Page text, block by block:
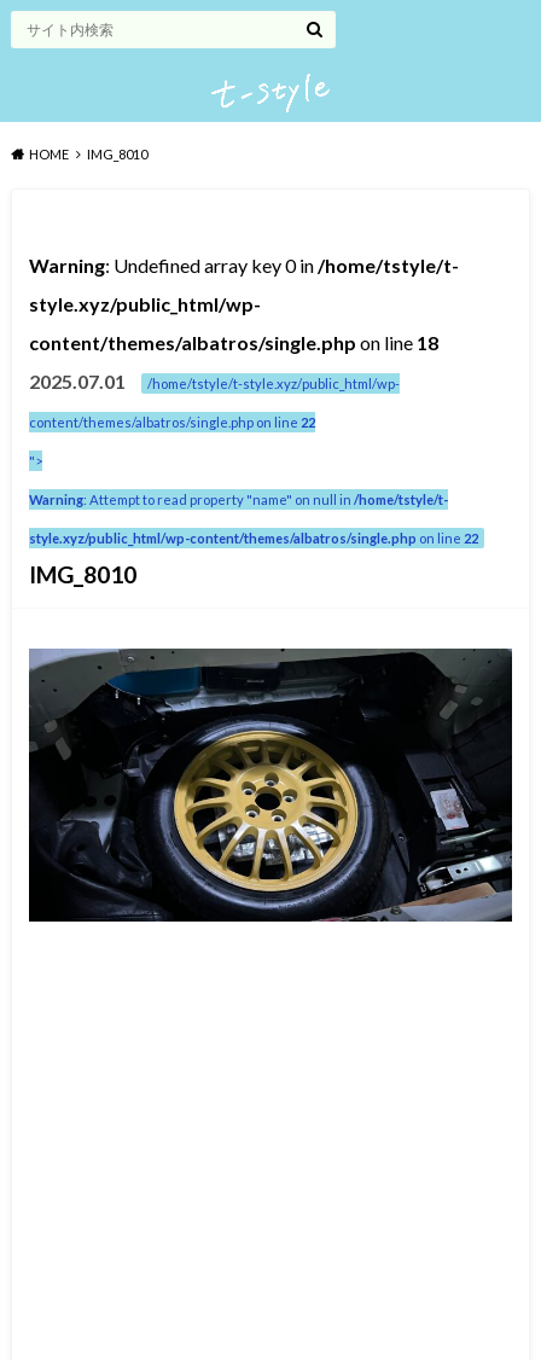
HOME IMG_8010
Warning: Undefined array key 0 in/home/tstyle/t-
style.xyz/public_html/wp-
content/themes/albatros/single.php on line 18
2025.07.01
/home/tstyle/t-style.xyz/public_html/wp-
content/themes/albatros/single.php on line 22
">
Warning: Attempt to read property "name" on null in/home/tstyle/t-
style.xyz/public_html/wp-content/themes/albatros/single.php on line 22
IMG_8010